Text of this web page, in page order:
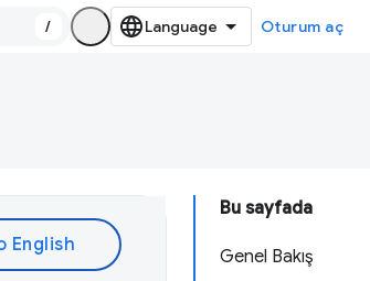
/ Oturum aç
Bu sayfada
Genel Bakış